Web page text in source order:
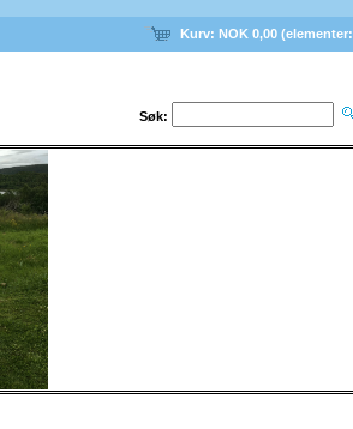
Søk:
Kurv: NOK 0,00 (elementer: